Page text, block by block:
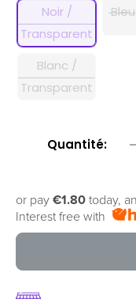
Noir /
Transparent
Blanc /
Transparent
Quantité:
or pay €1.80 today,
Interest free with